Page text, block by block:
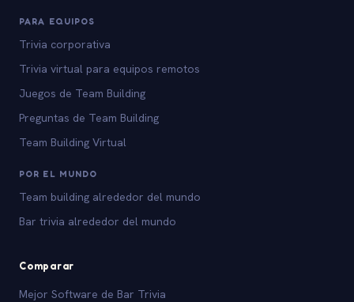
PARA EQUIPOS
Trivia corporativa
Trivia virtual para equipos remotos
Juegos de Team Building
Preguntas de Team Building
Team Building Virtual
POR EL MUNDO
Team building alrededor del mundo
Bar trivia alrededor del mundo
Comparar
Mejor Software de Bar Trivia